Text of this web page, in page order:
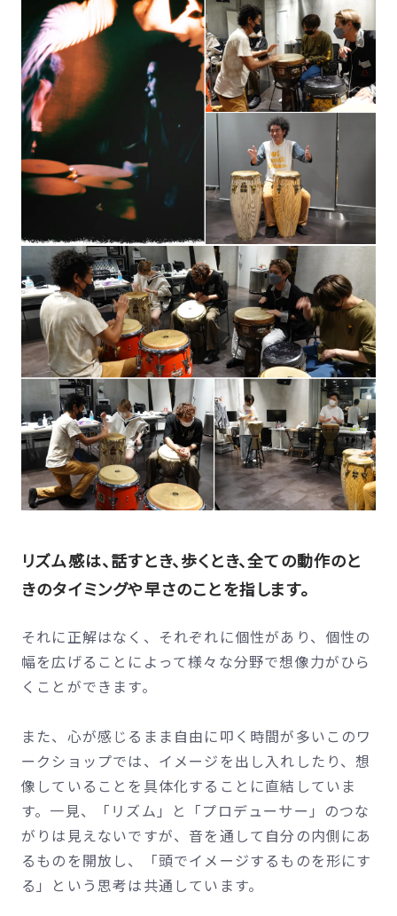
リズム感は、話すとき、歩くとき、全ての動作のと
きのタイミングや早さのことを指します。
それに正解はなく、それぞれに個性があり、個性の
幅を広げることによって様々な分野で想像力がひら
くことができます。
また、心が感じるまま自由に叩く時間が多いこのワ
ークショップでは、イメージを出し入れしたり、想
像していることを具体化することに直結していま
す。一見、「リズム」と「プロデューサー」のつな
がりは見えないですが、音を通して自分の内側にあ
るものを開放し、「頭でイメージするものを形にす
る」という思考は共通しています。